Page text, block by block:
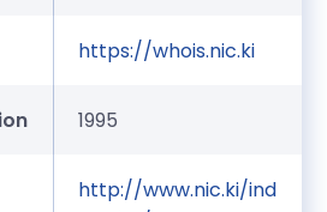
https://whois.nic.ki
1995
http://www.nic.ki/ind